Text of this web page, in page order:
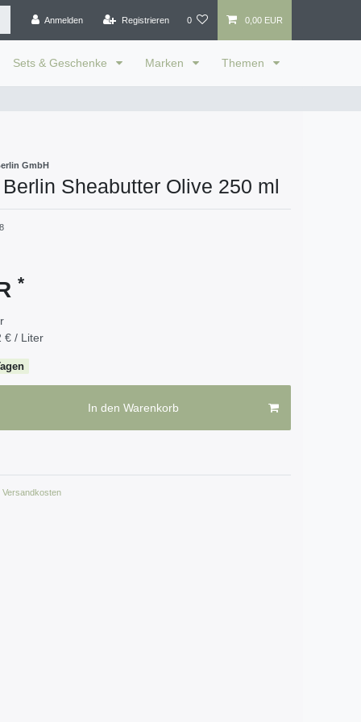
Anmelden Registrieren 0 0,00 EUR
Sets & Geschenke Marken Themen
GmbH
Sheabutter Olive 250 ml
*
€ / Liter
In den Warenkorb
Versandkosten